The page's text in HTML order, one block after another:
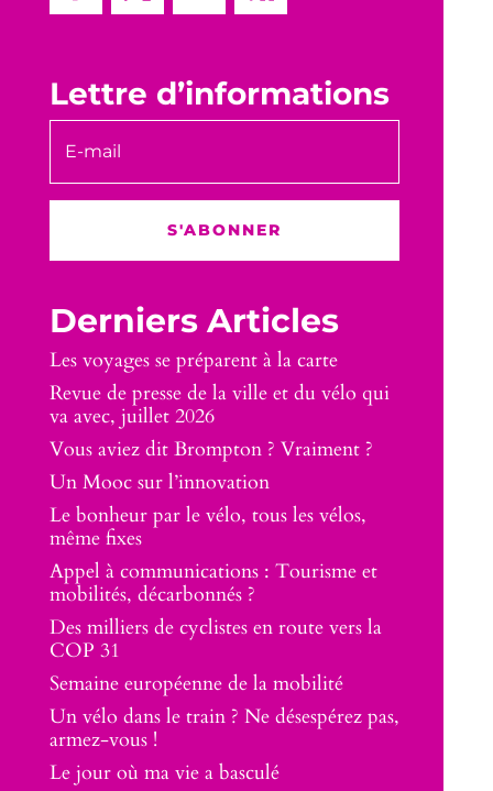
Lettre d’informations
S'ABONNER
Derniers Articles
Les voyages se préparent à la carte
Revue de presse de la ville et du vélo qui
va avec, juillet 2026
Vous aviez dit Brompton ? Vraiment ?
Un Mooc sur l’innovation
Le bonheur par le vélo, tous les vélos,
même fixes
Appel à communications : Tourisme et
mobilités, décarbonnés ?
Des milliers de cyclistes en route vers la
COP 31
Semaine européenne de la mobilité
Un vélo dans le train ? Ne désespérez pas,
armez-vous !
Le jour où ma vie a basculé